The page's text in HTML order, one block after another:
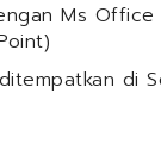
Ms
di